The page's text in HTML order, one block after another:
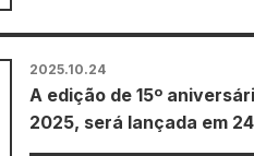
2025.10.24
A edição de 15º
2025, será lançada em